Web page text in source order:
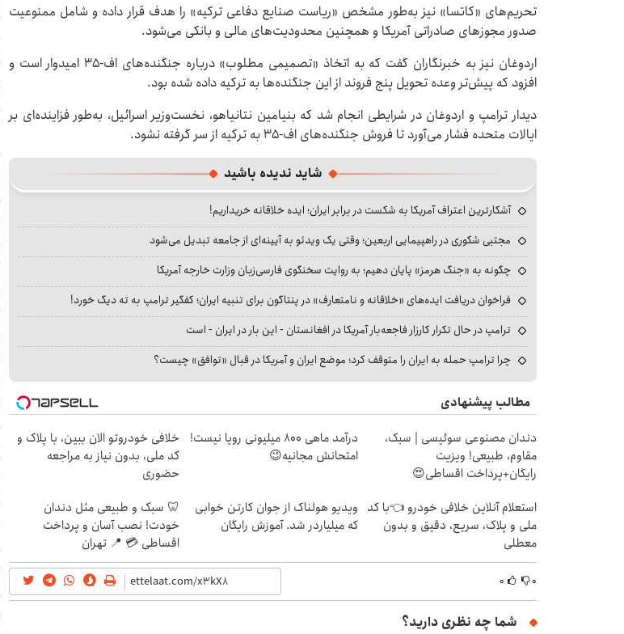
تحریم‌های «کاتسا» نیز به‌طور مشخص «ریاست صنایع دفاعی ترکیه» را هدف قرار داده و شامل ممنوعیت
صدور مجوزهای صادراتی آمریکا و همچنین محدودیت‌های مالی و بانکی می‌شود.
اردوغان نیز به خبرنگاران گفت که به اتخاذ «تصمیمی مطلوب» درباره جنگنده‌های اف-۳۵ امیدوار است و
افزود که پیش‌تر وعده تحویل پنج فروند از این جنگنده‌ها به ترکیه داده شده بود.
دیدار ترامپ و اردوغان در شرایطی انجام شد که بنیامین نتانیاهو، نخست‌وزیر اسرائیل، به‌طور فزاینده‌ای بر
ایالات متحده فشار می‌آورد تا فروش جنگنده‌های اف-۳۵ به ترکیه از سر گرفته نشود.
شاید ندیده باشید
آشکارترین اعتراف آمریکا به شکست در برابر ایران؛ ایده خلاقانه خریداریم!
مجتبی شکوری در راهپیمایی اربعین؛ وقتی یک ویدئو به آیینه‌ای از جامعه تبدیل می‌شود
چگونه به «جنگ هرمز» پایان دهیم؛ به روایت سخنگوی فارسی‌زبان وزارت خارجه آمریکا
فراخوان دریافت ایده‌های «خلاقانه و نامتعارف» در پنتاگون برای تنبیه ایران؛ کفگیر ترامپ به ته دیگ خورد!
ترامپ در حال تکرار کارزار فاجعه‌بار آمریکا در افغانستان - این بار در ایران - است
چرا ترامپ حمله به ایران را متوقف کرد؛ موضع ایران و آمریکا در قبال «توافق» چیست؟
مطالب پیشنهادی
دندان مصنوعی سوئیسی | سبک،
مقاوم، طبیعی! ویزیت
رایگان+پرداخت اقساطی😍
درآمد ماهی 800 میلیونی رویا نیست!
امتحانش مجانیه😉
خلافی خودروتو الان ببین، با پلاک و
کد ملی، بدون نیاز به مراجعه
حضوری
استعلام آنلاین خلافی خودرو 👈با کد
ملی و پلاک، سریع، دقیق و بدون
معطلی
ویدیو هولناک از جوان کارتن خوابی
که میلیاردر شد. آموزش رایگان
🦷 سبک و طبیعی مثل دندان
خودت! نصب آسان و پرداخت
اقساطی 💳 📍 تهران
۰ ۰
شما چه نظری دارید؟